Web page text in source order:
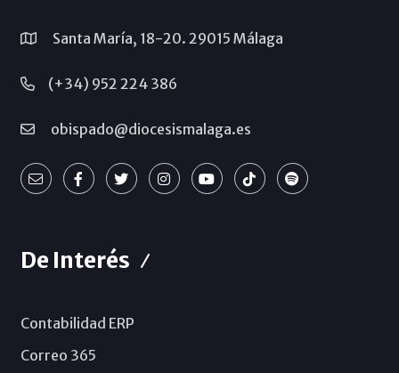
Santa María, 18-20. 29015 Málaga
(+34) 952 224 386
obispado@diocesismalaga.es
De Interés
Contabilidad ERP
Correo 365